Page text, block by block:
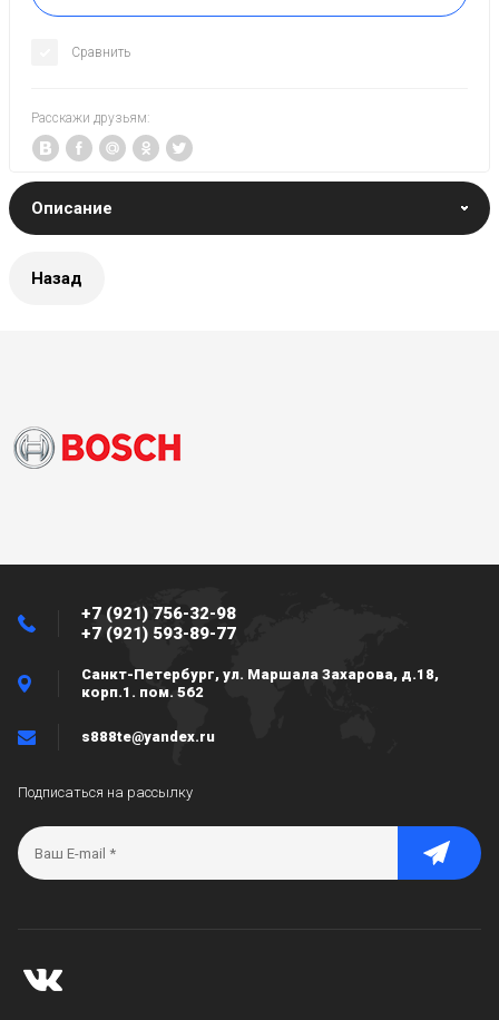
Сравнить
Расскажи друзьям:
Описание
Назад
+7 (921) 756-32-98
+7 (921) 593-89-77
Санкт-Петербург, ул. Маршала Захарова, д.18,
корп.1. пом. 562
s888te@yandex.ru
Подписаться на рассылку